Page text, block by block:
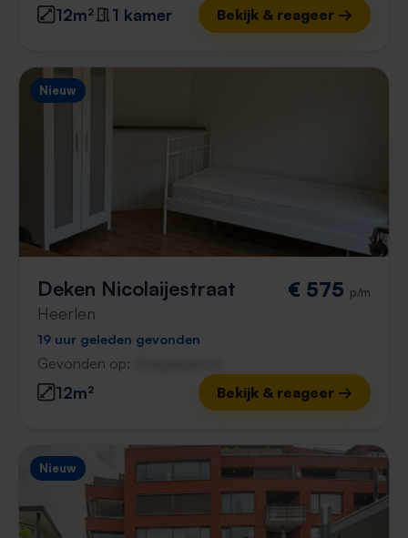
12m² 1 kamer Bekijk & reageer →
Nieuw
Deken Nicolaijestraat
Heerlen
€ 575 p/m
19 uur geleden gevonden
Gevonden op:
12m² Bekijk & reageer →
Nieuw